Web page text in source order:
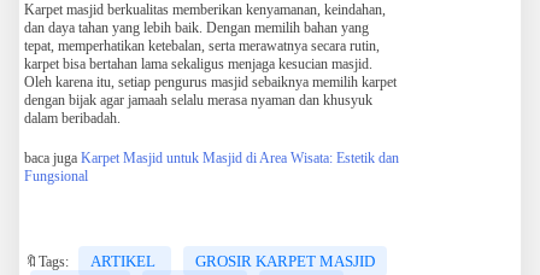
Karpet masjid berkualitas memberikan kenyamanan, keindahan,
dan daya tahan yang lebih baik. Dengan memilih bahan yang
tepat, memperhatikan ketebalan, serta merawatnya secara rutin,
karpet bisa bertahan lama sekaligus menjaga kesucian masjid.
Oleh karena itu, setiap pengurus masjid sebaiknya memilih karpet
dengan bijak agar jamaah selalu merasa nyaman dan khusyuk
dalam beribadah.
baca juga Karpet Masjid untuk Masjid di Area Wisata: Estetik dan
Fungsional
🔖Tags: ARTIKEL
GROSIR KARPET MASJID